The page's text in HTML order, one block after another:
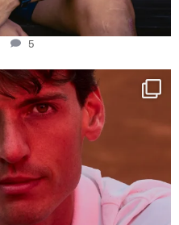
5
at home
at...
9